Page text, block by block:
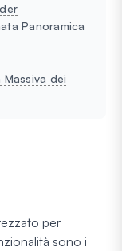
Panoramica
dei
per
sono i